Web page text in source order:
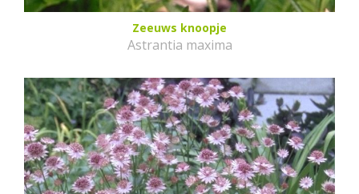
Zeeuws knoopje
Astrantia maxima